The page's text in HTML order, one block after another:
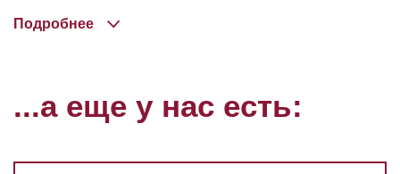
Подробнее
...а еще у нас есть: